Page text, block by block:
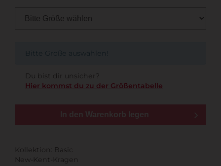
Bitte Größe auswählen!
Du bist dir unsicher?
Hier kommst du zu der Größentabelle
In den Warenkorb legen
Kollektion: Basic
New-Kent-Kragen